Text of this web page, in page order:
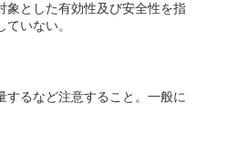
象とした有効性及び安全性を指
いない。
するなど注意すること。一般に